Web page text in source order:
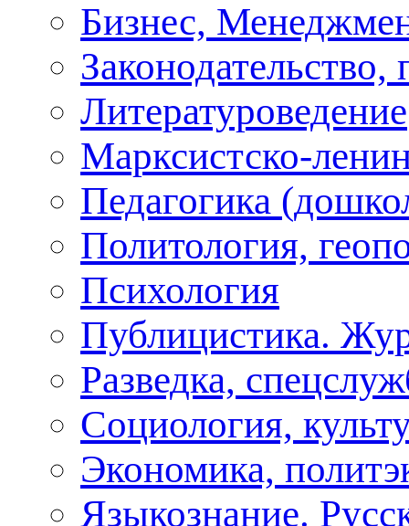
Бизнес,
Законодательство,
Литературоведение
Марксистско-
Педагогика
Политология,
Психология
Публицистика.
Разведка,
Социология,
Экономика,
Языкознание.